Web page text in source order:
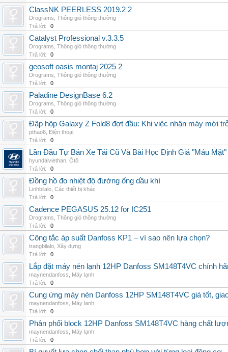
ClassNK PEERLESS 2019.2 2
Drograms Thông gió thông thường
Trả lời:
0
Catalyst Professional v.3.3.5
Drograms Thông gió thông thường
Trả lời:
0
geosoft oasis montaj 2025 2
Drograms Thông gió thông thường
Trả lời:
0
Paladine DesignBase 6.2
Drograms Thông gió thông thường
Trả lời:
0
Đập hộp Galaxy Z Fold8 đợt đầu: Khi việc nhận máy mới
pthao6 Điện thoại
Trả lời:
0
Lần Đầu Tự Bán Xe Tải Cũ Và Bài Học Định Giá "Máu
hyundaiviethan Ôtô
Trả lời:
0
Đồng hồ đo nhiệt độ đường ống dầu khí
Linhbilalo Các thiết bị khác
Trả lời:
0
Cadence PEGASUS 25.12 for IC251
Drograms Thông gió thông thường
Trả lời:
0
Công tắc áp suất Danfoss KP1 – vì sao nên lựa chọn?
trangbilalo Xây dựng
Trả lời:
0
Lắp đặt máy nén lạnh 12HP Danfoss SM148T4VC chính
maynendanfoss
Máy lạnh
Trả lời:
0
Cung ứng máy nén Danfoss 12HP SM148T4VC giá tốt,
maynendanfoss
Máy lạnh
Trả lời:
0
Phân phối block 12HP Danfoss SM148T4VC hàng chất
maynendanfoss
Máy lạnh
Trả lời:
0